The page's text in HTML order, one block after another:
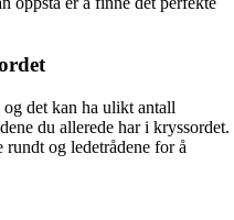
det kan ha ulikt antall
du allerede har i kryssordet.
og ledetrådene for å